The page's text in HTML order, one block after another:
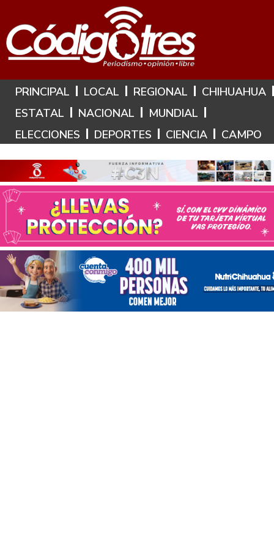
Hoy es: 7 de Agosto de 2026
PRINCIPAL LOCAL REGIONAL
CHIHUAHUA
ESTATAL
NACIONAL
MUNDIAL
ELECCIONES
DEPORTES CIENCIA CAMPO